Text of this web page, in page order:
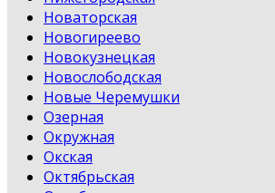
Новаторская
Новогиреево
Новокузнецкая
Новослободская
Новые Черемушки
Озерная
Окружная
Окская
Октябрьская